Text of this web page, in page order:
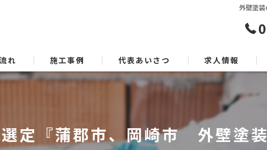
外壁塗
れ 施工事例 代表あいさつ 求人情報
定『蒲郡市、岡崎市 外壁塗装